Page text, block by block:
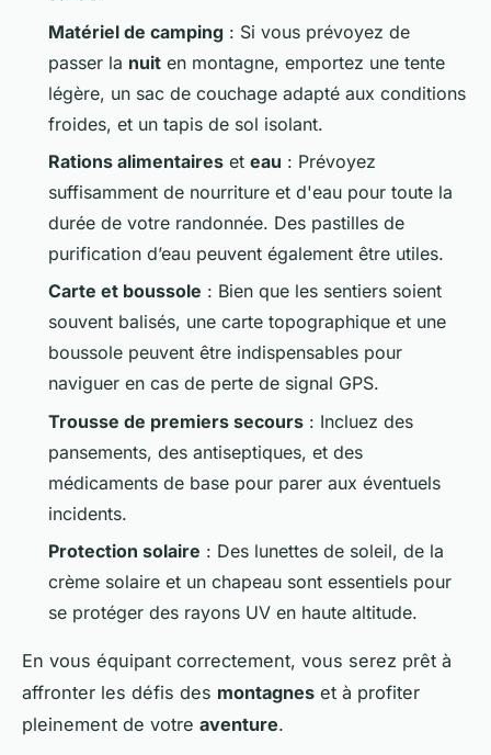
Matériel de camping : Si vous prévoyez de
passer la nuit en montagne, emportez une tente
légère, un sac de couchage adapté aux conditions
froides, et un tapis de sol isolant.
Rations alimentaires et eau : Prévoyez
suffisamment de nourriture et d'eau pour toute la
durée de votre randonnée. Des pastilles de
purification d’eau peuvent également être utiles.
Carte et boussole : Bien que les sentiers soient
souvent balisés, une carte topographique et une
boussole peuvent être indispensables pour
naviguer en cas de perte de signal GPS.
Trousse de premiers secours : Incluez des
pansements, des antiseptiques, et des
médicaments de base pour parer aux éventuels
incidents.
Protection solaire : Des lunettes de soleil, de la
crème solaire et un chapeau sont essentiels pour
se protéger des rayons UV en haute altitude.
En vous équipant correctement, vous serez prêt à
affronter les défis des montagnes et à profiter
pleinement de votre aventure.